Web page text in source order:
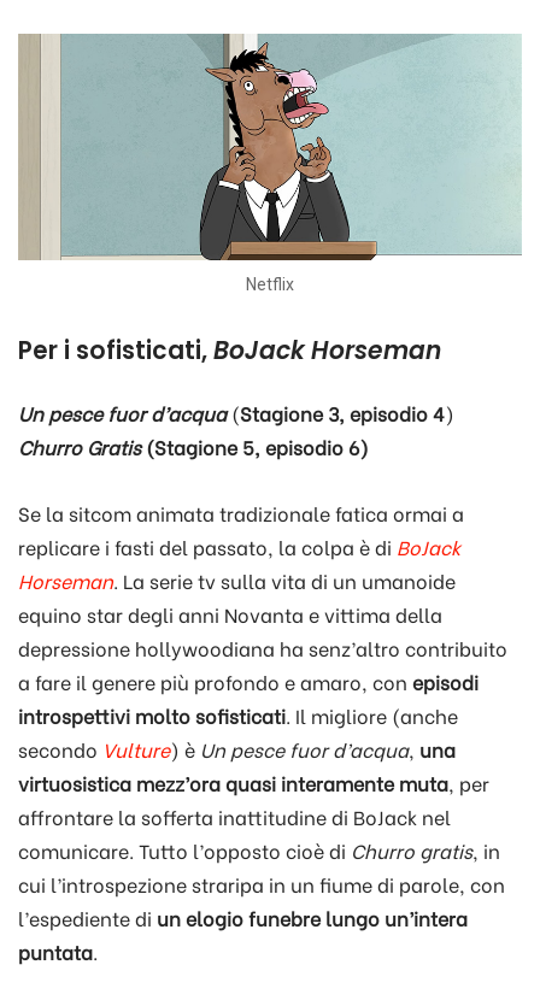
Netflix
Per i sofisticati,BoJack Horseman
Un pesce fuor d’acqua (Stagione 3, episodio 4)
Churro Gratis (Stagione 5, episodio 6)
Se la sitcom animata tradizionale fatica ormai a
replicare i fasti del passato, la colpa è di BoJack
Horseman. La serie tv sulla vita di un umanoide
equino star degli anni Novanta e vittima della
depressione hollywoodiana ha senz’altro contribuito
a fare il genere più profondo e amaro, con episodi
introspettivi molto sofisticati. Il migliore (anche
secondo Vulture) è Un pesce fuor d’acqua, una
virtuosistica mezz’ora quasi interamente muta, per
affrontare la sofferta inattitudine di BoJack nel
comunicare. Tutto l’opposto cioè di Churro gratis, in
cui l’introspezione straripa in un fiume di parole, con
l’espediente di un elogio funebre lungo un’intera
puntata.